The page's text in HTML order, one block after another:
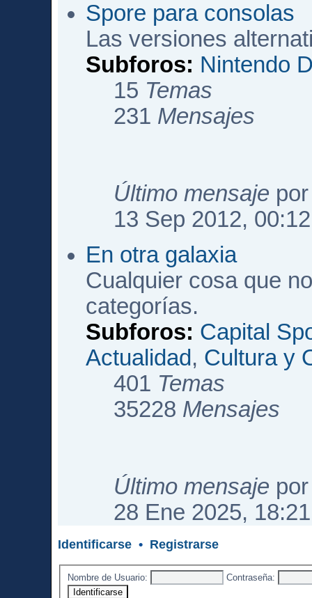
Spore para consolas
Las versiones
Subforos: Nintendo
15 Temas
231 Mensajes
Último mensaje
13 Sep 2012, 00:12
En otra galaxia
Cualquier cosa que
categorías.
Subforos: Capital
Actualidad, Cultura y
401 Temas
35228 Mensajes
Último mensaje
28 Ene 2025, 18:21
Identificarse • Registrarse
Nombre de Usuario: Contraseña: